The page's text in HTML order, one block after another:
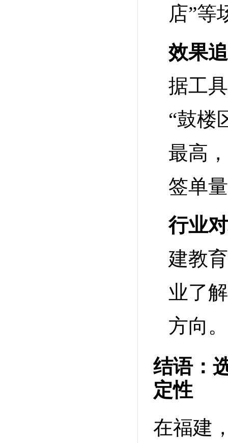
店”等
效果
据工
“鼓楼
最高
签单
行业
建教
业了
方向。
结语：
定性
在福建